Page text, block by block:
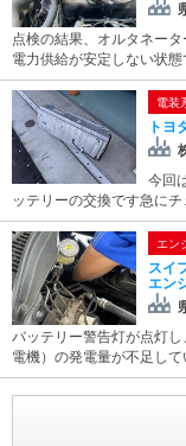
点検の結果、オルタネー
電力供給が安定しない状
電装
ト
今回
ッテリーの交換です急に
エン
スイ
エン
バッテリー警告灯が点灯
電機）の発電量が不足し